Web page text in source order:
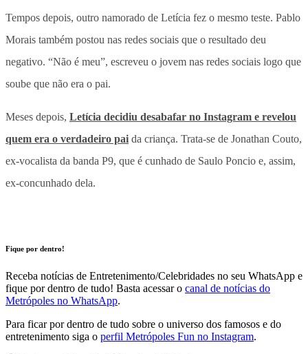
Tempos depois, outro namorado de Letícia fez o mesmo teste. Pablo
Morais também postou nas redes sociais que o resultado deu
negativo. “Não é meu”, escreveu o jovem nas redes sociais logo que
soube que não era o pai.
Meses depois, Letícia decidiu desabafar no Instagram e revelou
quem era o verdadeiro pai da criança. Trata-se de Jonathan Couto,
ex-vocalista da banda P9, que é cunhado de Saulo Poncio e, assim,
ex-concunhado dela.
Fique por dentro!
Receba notícias de Entretenimento/Celebridades no seu WhatsApp e
fique por dentro de tudo! Basta acessar o canal de notícias do
Metrópoles no WhatsApp.
Para ficar por dentro de tudo sobre o universo dos famosos e do
entretenimento siga o perfil Metrópoles Fun no Instagram.